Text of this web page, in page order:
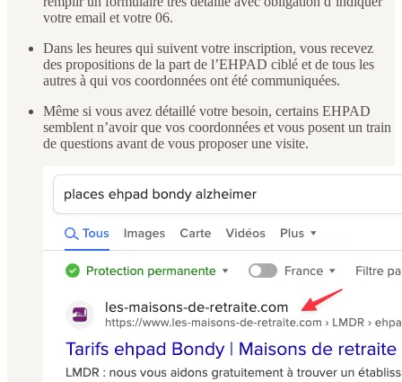
votre email et votre 06.
Dans les heures qui suivent votre inscription, vous recevez
des propositions de la part de l’EHPAD ciblé et de tous les
autres à qui vos coordonnées ont été communiquées.
Même si vous avez détaillé votre besoin, certains EHPAD
semblent n’avoir que vos coordonnées et vous posent un train
de questions avant de vous proposer une visite.